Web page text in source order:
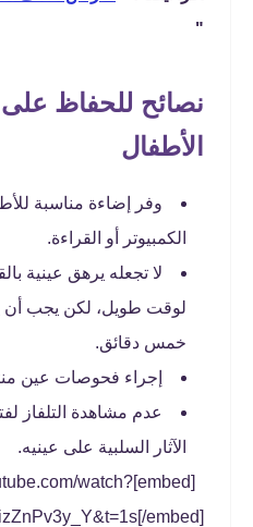
"
نصائح للحفاظ
الأطفال
وفر إضاءة مناسبة
الكمبيوتر أو القراءة.
لا تجعله يرهق عينية
لوقت طويل، لكن يجب أن
خمس دقائق.
إجراء فحوصات عين
عدم مشاهدة التلفاز
الآثار السلبية على عينيه.
watch?
embed]